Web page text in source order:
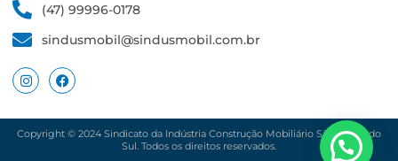
(47) 99996-0178
sindusmobil@sindusmobil.com.br
Copyright © 2024 Sindicato da Indústria Construção Mobiliário São Bento do
Sul. Todos os direitos reservados.